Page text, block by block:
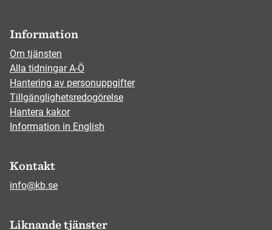
Information
Om tjänsten
Alla tidningar A-Ö
Hantering av personuppgifter
Tillgänglighetsredogörelse
Hantera kakor
Information in English
Kontakt
info@kb.se
Liknande tjänster